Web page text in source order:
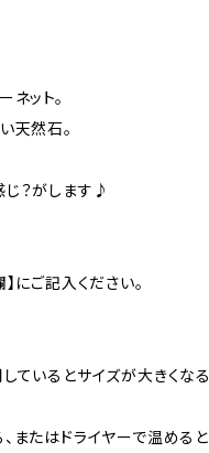
ット。
天然石。
？がします♪
にご記入ください。
ているとサイズが大きくなる
またはドライヤーで温めると